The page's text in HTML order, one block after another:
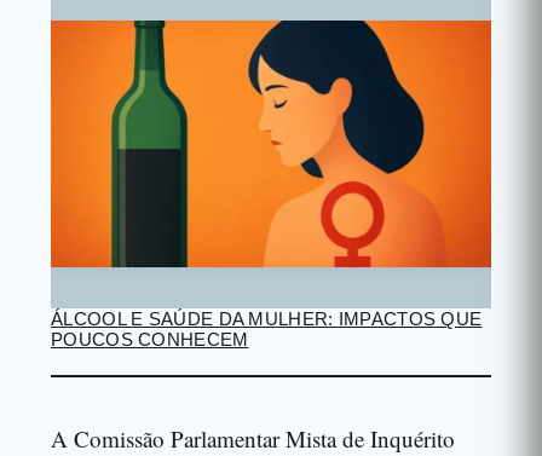
ÁLCOOL E SAÚDE DA MULHER: IMPACTOS QUE
POUCOS CONHECEM
A Comissão Parlamentar Mista de Inquérito